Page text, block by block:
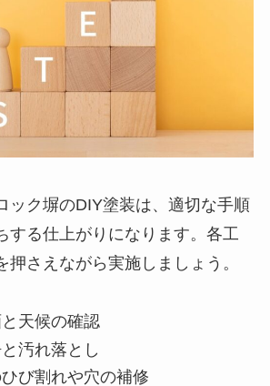
ック塀のDIY塗装は、適切な手順
する仕上がりになります。各工
押さえながら実施しましょう。
天候の確認
汚れ落とし
び割れや穴の補修